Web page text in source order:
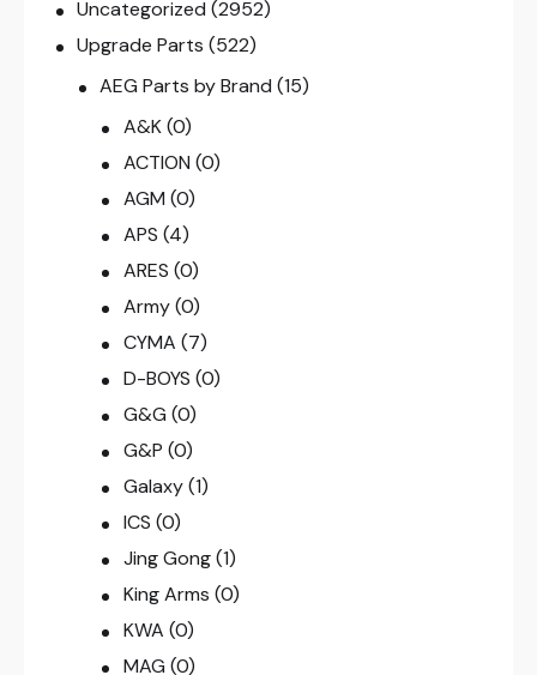
Uncategorized (2952)
Upgrade Parts (522)
AEG Parts by Brand (15)
A&K (0)
ACTION (0)
AGM (0)
APS (4)
ARES (0)
Army (0)
CYMA (7)
D-BOYS (0)
G&G (0)
G&P (0)
Galaxy (1)
ICS (0)
Jing Gong (1)
King Arms (0)
KWA (0)
MAG (0)